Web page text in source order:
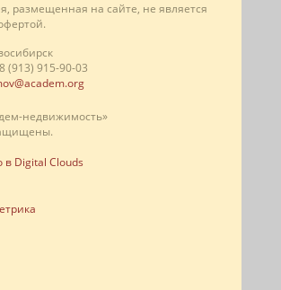
размещенная на сайте, не является
8 (913) 915-90-03
недвижимость»
в Digital Clouds